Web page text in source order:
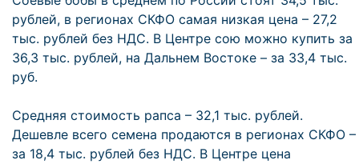
рублей, в регионах СКФО самая низкая цена – 27,2
тыс. рублей без НДС. В Центре сою можно купить за
36,3 тыс. рублей, на Дальнем Востоке – за 33,4 тыс.
руб.
Средняя стоимость рапса – 32,1 тыс. рублей.
Дешевле всего семена продаются в регионах СКФО –
за 18,4 тыс. рублей без НДС. В Центре цена